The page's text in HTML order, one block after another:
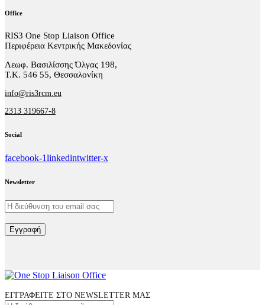
Office
RIS3 One Stop Liaison Office
Περιφέρεια Κεντρικής Μακεδονίας
Λεωφ. Βασιλίσσης Όλγας 198,
Τ.Κ. 546 55, Θεσσαλονίκη
info@ris3rcm.eu
2313 319667-8
Social
facebook-1linkedintwitter-x
Newsletter
Εγγραφή
ΕΓΓΡΑΦΕΙΤΕ ΣΤΟ NEWSLETTER ΜΑΣ